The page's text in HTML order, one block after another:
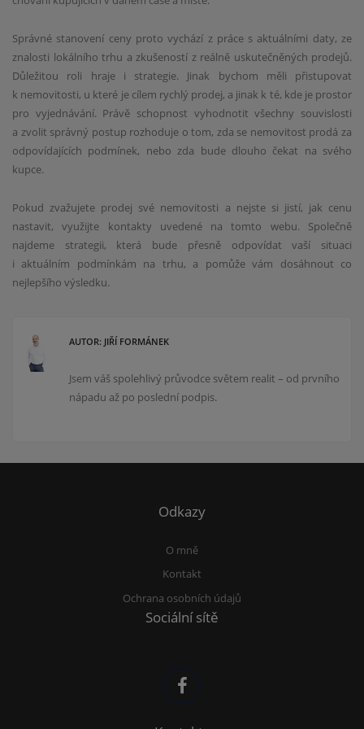
Správné stanovení ceny proto vychází z práce s aktuálními daty, ze
znalosti lokálního trhu a zkušeností z reálně uskutečněných prodejů.
Důležitou roli hraje i strategie. Jinak bychom měli přistupovat
k nemovitosti, u které je cílem rychlý prodej, a jinak k té, kde je prostor
pro vyjednávání. Právě schopnost vyhodnotit všechny souvislosti
a zvolit správný postup rozhoduje o tom, zda se nemovitost prodá za
odpovídajících podmínek, nebo zda bude dlouho čekat na svého
kupce.
Pokud zvažujete prodej své nemovitosti a nejste si jistí, jak cenu
nastavit, využijte kontakty uvedené na tomto webu. Společně
najdeme strategii, která bude přesně odpovídat vaší situaci
i aktuálním podmínkám na trhu, a pomůže vám dosáhnout co
nejlepšího výsledku.
AUTOR: JIŘÍ FORMÁNEK
Jsem váš spolehlivý průvodce světem realit – od prvního
nápadu až po poslední podpis.
Odkazy
O mně
Kontakt
Ochrana osobních údajů
Sociální sítě